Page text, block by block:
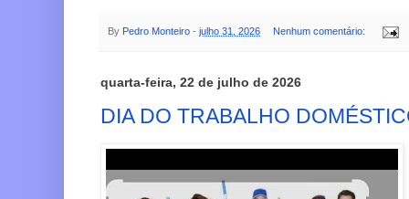
By Pedro Monteiro - julho 31, 2026 Nenhum comentário:
quarta-feira, 22 de julho de 2026
DIA DO TRABALHO